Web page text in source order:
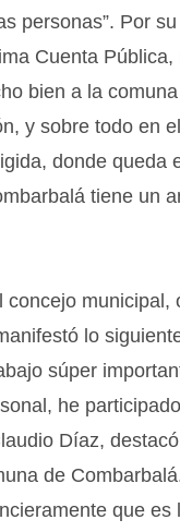
personas”. Por
Cuenta
bien a la
y sobre todo en
donde queda
tiene un
lo
súper
he
Díaz,
de
que